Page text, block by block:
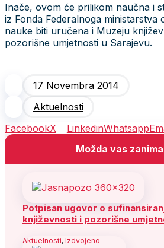
Inače, ovom će prilikom naučna i
iz Fonda Federalnoga ministarstva
nauke biti uručena i Muzeju
pozorišne umjetnosti u Sarajevu.
17 Novembra 2014
Aktuelnosti
FacebookX LinkedinWhatsapp
Možda vas zanima
Potpisan ugovor o
književnosti i pozorišne
Aktuelnosti, Izdvojeno